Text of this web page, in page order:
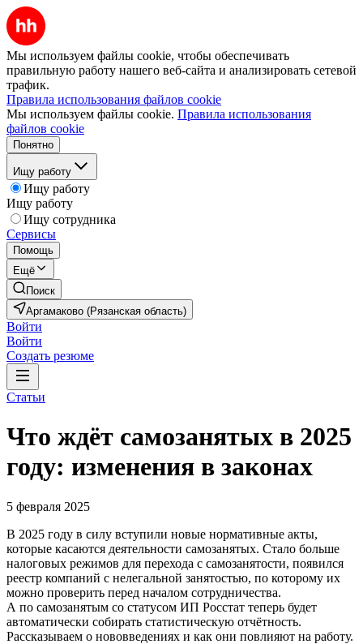
Мы используем файлы cookie, чтобы обеспечивать
правильную работу нашего веб-сайта и анализировать сетевой
трафик.
Правила использования файлов cookie
Мы используем файлы cookie. Правила использования
файлов cookie
Понятно
Ищу работу
Ищу работу
Ищу работу
Ищу сотрудника
Сервисы
Помощь
Ещё
Поиск
Аргамаково (Рязанская область)
Войти
Войти
Создать резюме
Статьи
Что ждёт самозанятых в 2025
году: изменения в законах
5 февраля 2025
В 2025 году в силу вступили новые нормативные акты,
которые касаются деятельности самозанятых. Стало больше
налоговых режимов для перехода с самозанятости, появился
реестр компаний с нелегальной занятостью, по которому их
можно проверить перед началом сотрудничества.
А по самозанятым со статусом ИП Росстат теперь будет
автоматически собирать статистическую отчётность.
Рассказываем о нововведениях и как они повлияют на работу.